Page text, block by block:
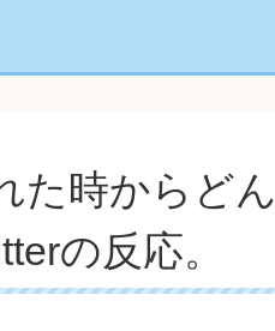
た時からどん
の反応。